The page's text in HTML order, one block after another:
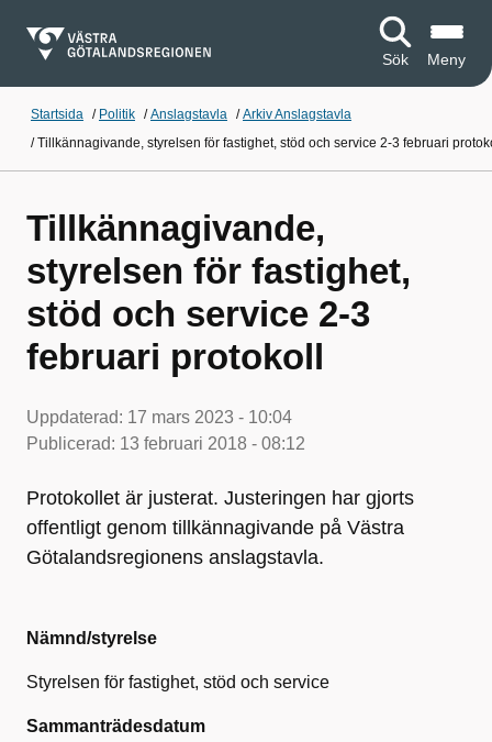
Sök Meny
Startsida / Politik /Anslagstavla /Arkiv Anslagstavla
/Tillkännagivande, styrelsen för fastighet, stöd och service 2-3 februari
Tillkännagivande,
styrelsen för fastighet,
stöd och service 2-3
februari protokoll
Uppdaterad: 17 mars 2023 - 10:04
Publicerad: 13 februari 2018 - 08:12
Protokollet är justerat. Justeringen har gjorts
offentligt genom tillkännagivande på Västra
Götalandsregionens anslagstavla.
Nämnd/styrelse
Styrelsen för fastighet, stöd och service
Sammanträdesdatum